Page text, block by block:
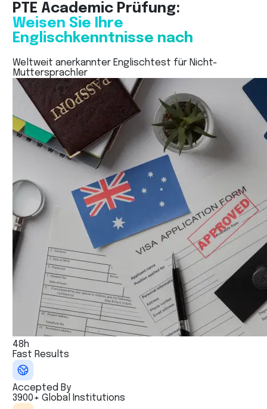
PTE Academic Prüfung:
Weisen Sie Ihre
Englischkenntnisse nach
Weltweit anerkannter Englischtest für Nicht-
Muttersprachler
48h
Fast Results
Accepted By
3900+ Global Institutions